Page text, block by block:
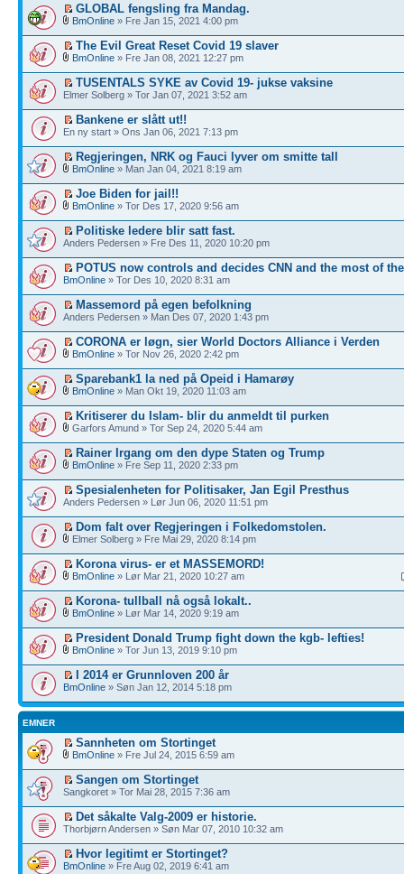
GLOBAL fengsling fra Mandag.
BmOnline » Fre Jan 15, 2021 4:00 pm
The Evil Great Reset Covid 19 slaver
BmOnline » Fre Jan 08, 2021 12:27 pm
TUSENTALS SYKE av Covid 19- jukse vaksine
Elmer Solberg » Tor Jan 07, 2021 3:52 am
Bankene er slått ut!!
En ny start » Ons Jan 06, 2021 7:13 pm
Regjeringen, NRK og Fauci lyver om smitte tall
BmOnline » Man Jan 04, 2021 8:19 am
Joe Biden for jail!!
BmOnline » Tor Des 17, 2020 9:56 am
Politiske ledere blir satt fast.
Anders Pedersen » Fre Des 11, 2020 10:20 pm
POTUS now controls and decides CNN and the most of
BmOnline » Tor Des 10, 2020 8:31 am
Massemord på egen befolkning
Anders Pedersen » Man Des 07, 2020 1:43 pm
CORONA er løgn, sier World Doctors Alliance i Verden
BmOnline » Tor Nov 26, 2020 2:42 pm
Sparebank1 la ned på Opeid i Hamarøy
BmOnline » Man Okt 19, 2020 11:03 am
Kritiserer du Islam- blir du anmeldt til purken
Garfors Amund » Tor Sep 24, 2020 5:44 am
Rainer Irgang om den dype Staten og Trump
BmOnline » Fre Sep 11, 2020 2:33 pm
Spesialenheten for Politisaker, Jan Egil Presthus
Anders Pedersen » Lør Jun 06, 2020 11:51 pm
Dom falt over Regjeringen i Folkedomstolen.
Elmer Solberg » Fre Mai 29, 2020 8:14 pm
Korona virus- er et MASSEMORD!
BmOnline » Lør Mar 21, 2020 10:27 am
Korona- tullball nå også lokalt..
BmOnline » Lør Mar 14, 2020 9:19 am
President Donald Trump fight down the kgb- lefties!
BmOnline » Tor Jun 13, 2019 9:10 pm
I 2014 er Grunnloven 200 år
BmOnline » Søn Jan 12, 2014 5:18 pm
EMNER
Sannheten om Stortinget
BmOnline » Fre Jul 24, 2015 6:59 am
Sangen om Stortinget
Sangkoret » Tor Mai 28, 2015 7:36 am
Det såkalte Valg-2009 er historie.
Thorbjørn Andersen » Søn Mar 07, 2010 10:32 am
Hvor legitimt er Stortinget?
BmOnline » Fre Aug 02, 2019 6:41 am